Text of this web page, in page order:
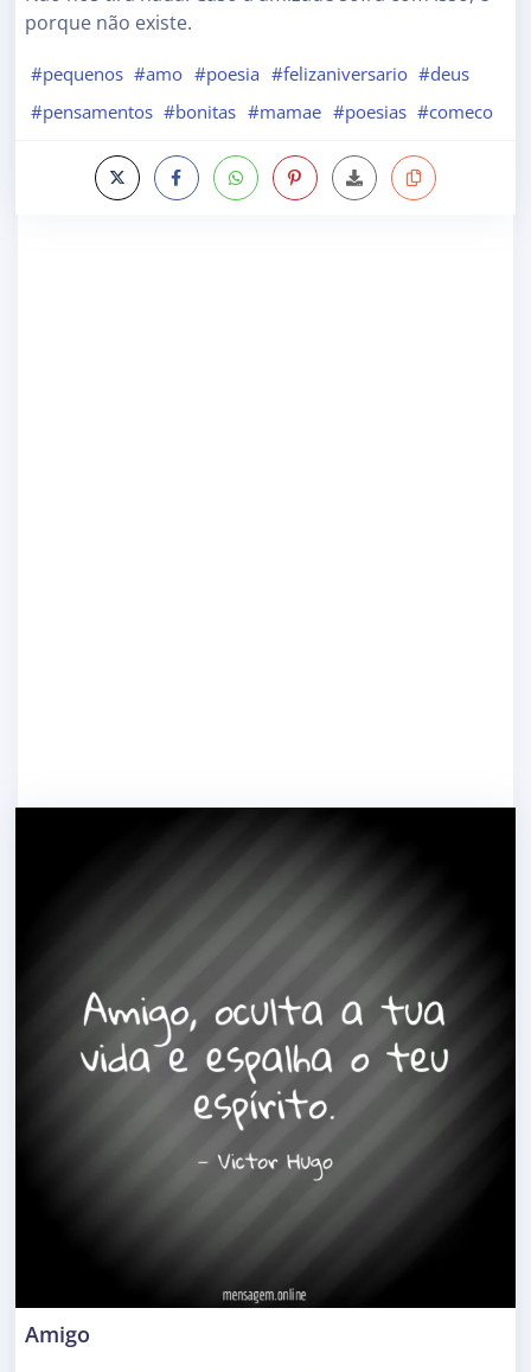
porque não existe.
#pequenos #amo #poesia #felizaniversario #deus
#pensamentos #bonitas #mamae #poesias #comeco
Amigo